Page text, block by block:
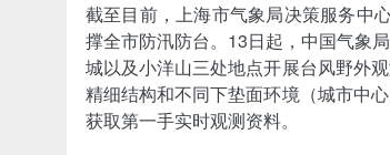
截至目前，上海市气象局决策服务中
撑全市防汛防台。13日起，中国气象
城以及小洋山三处地点开展台风野外
精细结构和不同下垫面环境（城市中
获取第一手实时观测资料。